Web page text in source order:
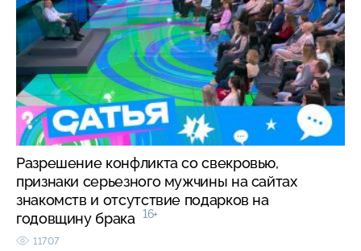
Разрешение конфликта со свекровью,
признаки серьезного мужчины на сайтах
знакомств и отсутствие подарков на
годовщину брака
16+
11707